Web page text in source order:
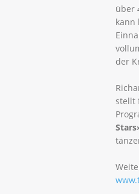
über
kann
der
stellt